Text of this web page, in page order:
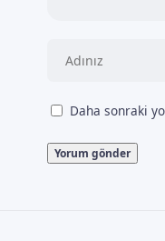
Daha sonraki